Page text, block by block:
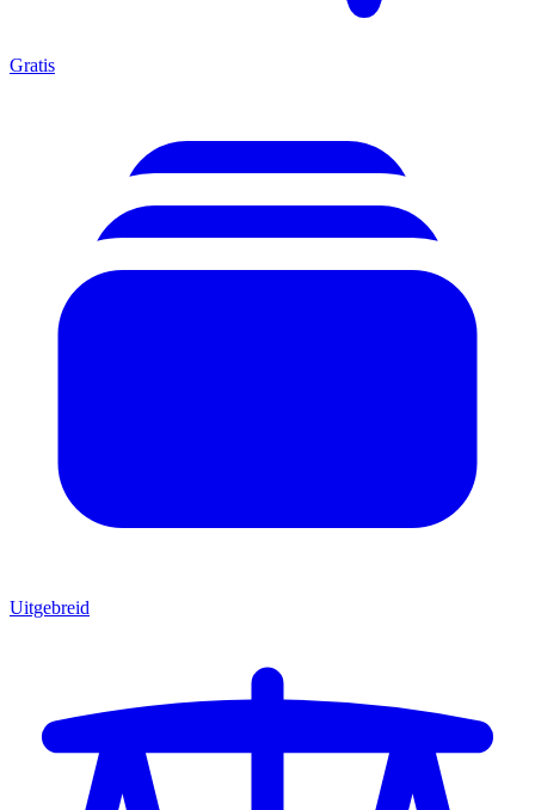
Gratis
Uitgebreid